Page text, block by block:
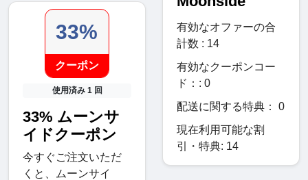
33%
クーポン
使用済み 1 回
33% ムーンサ
イドクーポン
今すぐご注文いただ
くと、ムーンサイ
有効なオファーの合
計数 : 14
有効なクーポンコー
ド：: 0
配送に関する特典： 0
現在利用可能な割
引・特典: 14